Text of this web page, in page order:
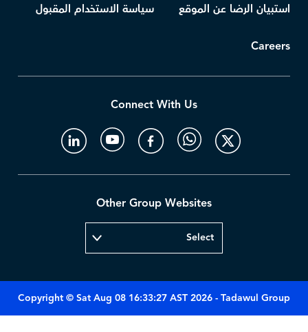
استبيان الرضا عن الموقع سياسة الاستخدام المقبول
Careers
Connect With Us
Other Group Websites
Copyright © Sat Aug 08 16:33:27 AST 2026 - Tadawul Group